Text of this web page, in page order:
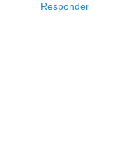
Responder